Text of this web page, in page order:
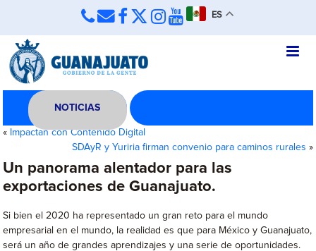
ES
NOTICIAS
« Impactan con Contenido Digital
SDAyR y Yuriria firman convenio para caminos rurales »
Un panorama alentador para las
exportaciones de Guanajuato.
Si bien el 2020 ha representado un gran reto para el mundo
empresarial en el mundo, la realidad es que para México y Guanajuato,
será un año de grandes aprendizajes y una serie de oportunidades.